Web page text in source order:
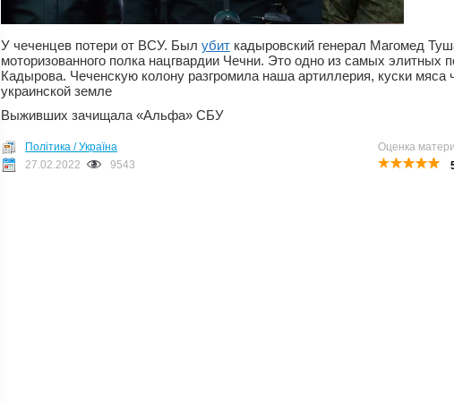
У чеченцев потери от ВСУ. Был убит кадыровский генерал Магомед
моторизованного полка нацгвардии Чечни. Это одно из самых элитных
Кадырова. Чеченскую колону разгромила наша артиллерия, куски мяса
украинской земле
Выживших зачищала «Альфа» СБУ
Оценка
Політика / Україна
27.02.2022
9543